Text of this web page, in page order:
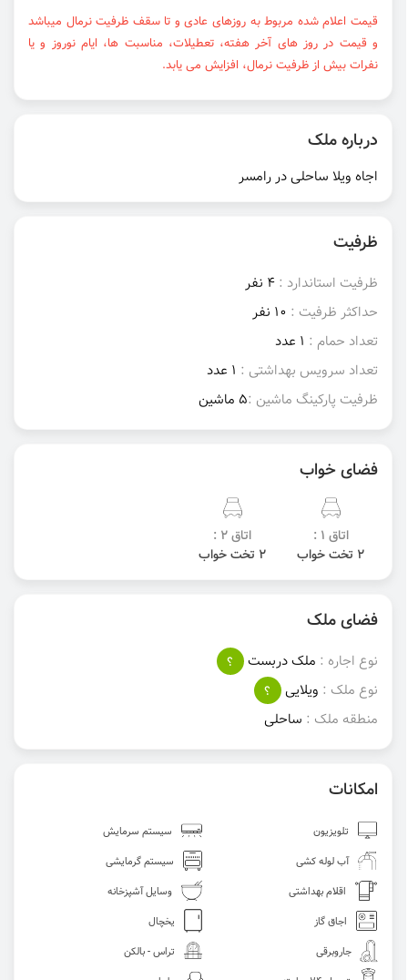
قیمت اعلام شده مربوط به روزهای عادی و تا سقف ظرفیت نرمال میباشد
و قیمت در روز های آخر هفته، تعطیلات، مناسبت ها، ایام نوروز و یا
نفرات بیش از ظرفیت نرمال، افزایش می یابد.
درباره ملک
اجاه ویلا ساحلی در رامسر
ظرفیت
ظرفیت استاندارد : 4 نفر
حداکثر ظرفیت : 10 نفر
تعداد حمام : 1 عدد
تعداد سرویس بهداشتی : 1 عدد
ظرفیت پارکینگ ماشین :5 ماشین
فضای خواب
اتاق 1 :
2 تخت خواب
اتاق 2 :
2 تخت خواب
فضای ملک
نوع اجاره : ملک دربست
؟
نوع ملک : ویلایی
؟
منطقه ملک : ساحلی
امکانات
تلویزیون
سیستم سرمایش
آب لوله کشی
سیستم گرمایشی
اقلام بهداشتی
وسایل آشپزخانه
اجاق گاز
یخچال
جاروبرقی
تراس - بالکن